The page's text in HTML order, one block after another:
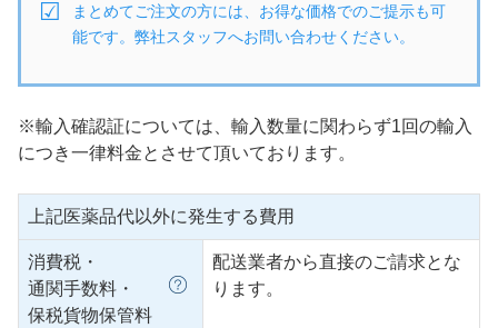
まとめてご注文の方には、お得な価格でのご提示も可
能です。弊社スタッフへお問い合わせください。
※輸入確認証については、輸入数量に関わらず1回の輸入
につき一律料金とさせて頂いております。
上記医薬品代以外に発生する費用
消費税・
通関手数料・
保税貨物保管料
配送業者から直接のご請求とな
ります。